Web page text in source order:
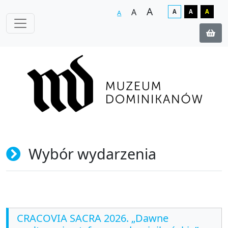
A A A A A A
Wybór wydarzenia
CRACOVIA SACRA 2026. „Dawne